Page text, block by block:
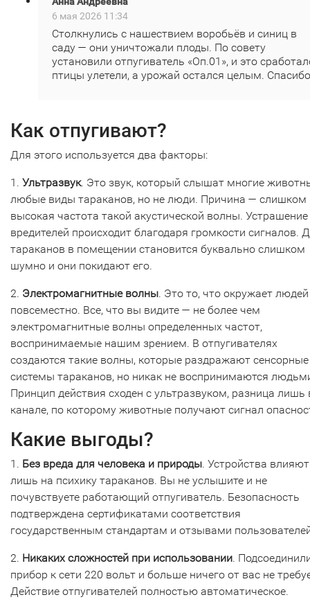
6 мая 2026 11:34
Столкнулись с нашествием воробьёв и синиц в
саду — они уничтожали плоды. По совету
установили отпугиватель «Оп.01», и это
птицы улетели, а урожай остался целым.
Как отпугивают?
Для этого используется два факторы:
1. Ультразвук. Это звук, который слышат многие
любые виды тараканов, но не люди. Причина — слишком
высокая частота такой акустической волны. Устрашение
вредителей происходит благодаря громкости сигналов.
тараканов в помещении становится буквально слишком
шумно и они покидают его.
2. Электромагнитные волны. Это то, что окружает людей
повсеместно. Все, что вы видите — не более чем
электромагнитные волны определенных частот,
воспринимаемые нашим зрением. В отпугивателях
создаются такие волны, которые раздражают сенсорные
системы тараканов, но никак не воспринимаются
Принцип действия сходен с ультразвуком, разница лишь
канале, по которому животные получают сигнал
Какие выгоды?
1. Без вреда для человека и природы. Устройства влияют
лишь на психику тараканов. Вы не услышите и не
почувствуете работающий отпугиватель. Безопасность
подтверждена сертификатами соответствия
государственным стандартам и отзывами
2. Никаких сложностей при использовании.
прибор к сети 220 вольт и больше ничего от вас не
Действие отпугивателей полностью автоматическое.